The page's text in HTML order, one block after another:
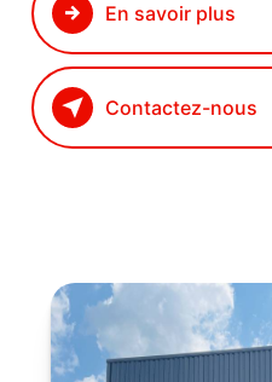
En savoir plus
Contactez-nous